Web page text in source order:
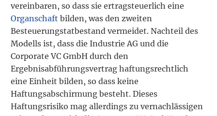
vereinbaren, so dass sie ertragsteuerlich eine
Organschaft bilden, was den zweiten
Besteuerungstatbestand vermeidet. Nachteil des
Modells ist, dass die Industrie AG und die
Corporate VC GmbH durch den
Ergebnisabführungsvertrag haftungsrechtlich
eine Einheit bilden, so dass keine
Haftungsabschirmung besteht. Dieses
Haftungsrisiko mag allerdings zu vernachlässigen